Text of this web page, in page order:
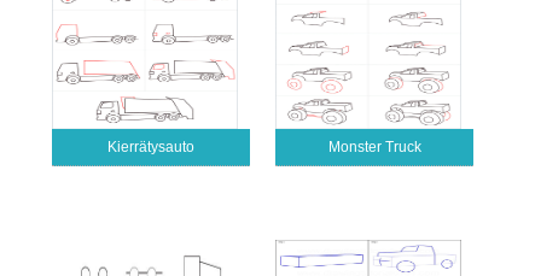
Kierrätysauto Monster Truck